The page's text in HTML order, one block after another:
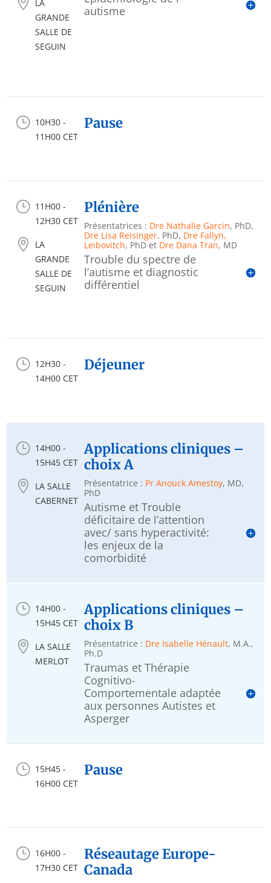
LA
GRANDE
SALLE DE
SEGUIN
autisme
} 10H30 -
11H00 CET
Pause
} 11H00 -
12H30 CET

LA
GRANDE
SALLE DE
SEGUIN
Plénière
Présentatrices : Dre Nathalie Garcin, PhD,
Dre Lisa Reisinger, PhD, Dre Fallyn,
Leibovitch, PhD et Dre Dana Tran, MD
Trouble du spectre de
l’autisme et diagnostic
différentiel
} 12H30 -
14H00 CET
Déjeuner
} 14H00 -
15H45 CET

LA SALLE
CABERNET
Applications cliniques –
choix A
Présentatrice : Pr Anouck Amestoy, MD,
PhD
Autisme et Trouble
déficitaire de l’attention
avec/ sans hyperactivité:
les enjeux de la
comorbidité
} 14H00 -
15H45 CET

LA SALLE
MERLOT
Applications cliniques –
choix B
Présentatrice : Dre Isabelle Hénault, M.A.,
Ph.D
Traumas et Thérapie
Cognitivo-
Comportementale adaptée
aux personnes Autistes et
Asperger
} 15H45 -
16H00 CET
Pause
} 16H00 -
17H30 CET
Réseautage Europe-
Canada